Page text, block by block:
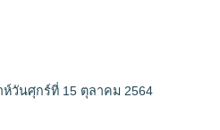
วันศุกร์ที่ 15 ตุลาคม 2564